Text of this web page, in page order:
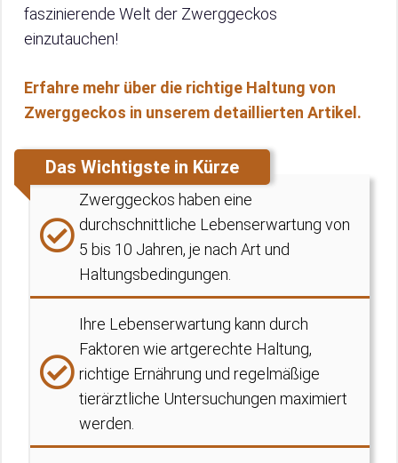
faszinierende Welt der Zwerggeckos
einzutauchen!
Erfahre mehr über die richtige Haltung von
Zwerggeckos in unserem detaillierten Artikel.
Das Wichtigste in Kürze
Zwerggeckos haben eine
durchschnittliche Lebenserwartung von
5 bis 10 Jahren, je nach Art und
Haltungsbedingungen.
Ihre Lebenserwartung kann durch
Faktoren wie artgerechte Haltung,
richtige Ernährung und regelmäßige
tierärztliche Untersuchungen maximiert
werden.